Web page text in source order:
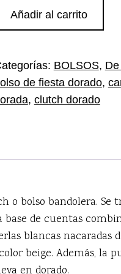
Añadir al carrito
BOLSOS,
de fiesta dorado,
, clutch dorado
o bolso bandolera. Se
de cuentas
blancas nacaradas
beige. Además, la